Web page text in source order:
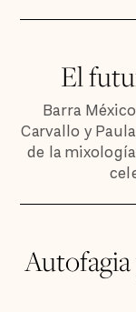
El
Barra
Carvallo y
de la